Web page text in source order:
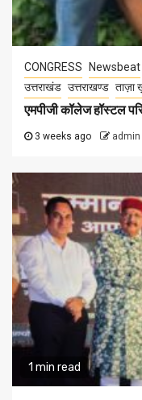
CONGRESS Newsbeat
उत्तराखंड उत्तराखण्ड ताज़ा
एमपीजी कॉलेज हॉस्टल
3 weeks ago admin
1 min read